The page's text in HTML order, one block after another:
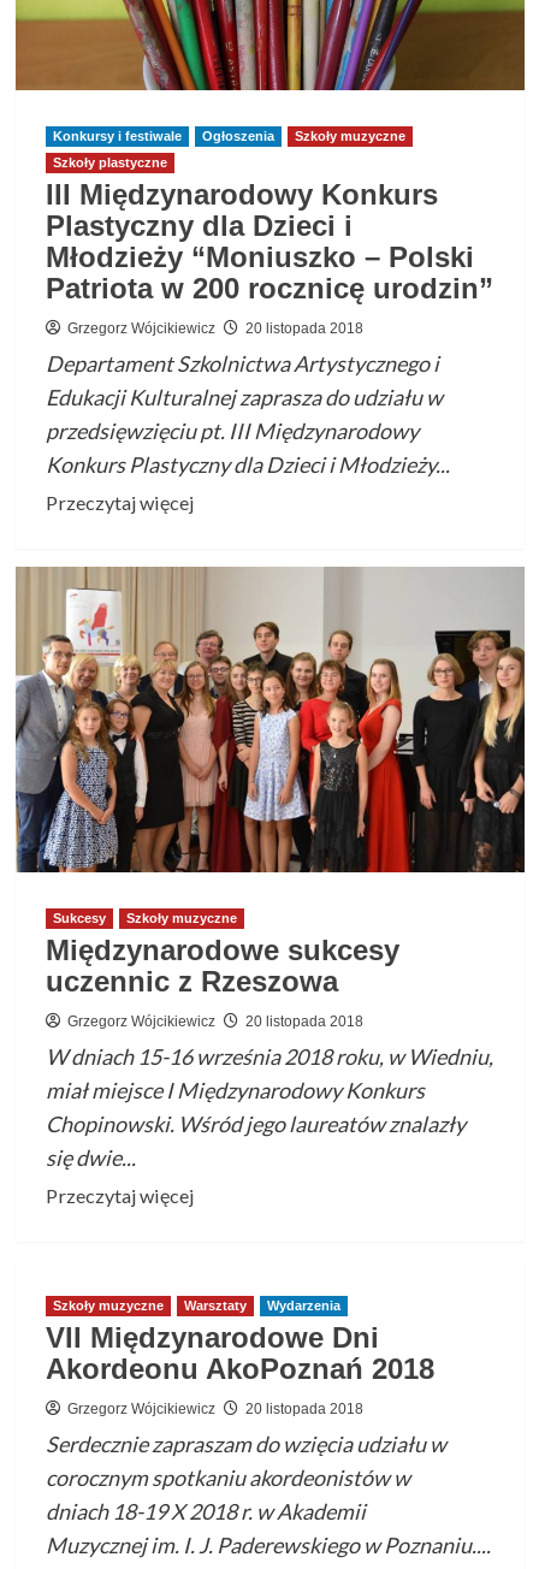
Konkursy i festiwale Ogłoszenia
Szkoły muzyczne
Szkoły plastyczne
III Międzynarodowy Konkurs
Plastyczny dla Dzieci i
Młodzieży “Moniuszko – Polski
Patriota w 200 rocznicę urodzin”
Grzegorz Wójcikiewicz 20 listopada 2018
Departament Szkolnictwa Artystycznego i
Edukacji Kulturalnej zaprasza do udziału w
przedsięwzięciu pt. III Międzynarodowy
Konkurs Plastyczny dla Dzieci i Młodzieży...
Przeczytaj więcejPrzeczytaj
o
Międzynarodowy
Konkurs
Plastyczny
dla
Dzieci
i
Młodzieży
“Moniuszko
–
Patriota
w
200
rocznicę
Sukcesy Szkoły muzyczne
Międzynarodowe sukcesy
uczennic z Rzeszowa
Grzegorz Wójcikiewicz 20 listopada 2018
W dniach 15-16 września 2018 roku, w Wiedniu,
miał miejsce I Międzynarodowy Konkurs
Chopinowski. Wśród jego laureatów znalazły
się dwie...
Przeczytaj więcejPrzeczytaj
sukcesy
uczennic
z
Rzeszowa
Szkoły muzyczne Warsztaty Wydarzenia
VII Międzynarodowe Dni
Akordeonu AkoPoznań 2018
Grzegorz Wójcikiewicz 20 listopada 2018
Serdecznie zapraszam do wzięcia udziału w
corocznym spotkaniu akordeonistów w
dniach 18-19 X 2018 r. w Akademii
Muzycznej im. I. J. Paderewskiego w Poznaniu....